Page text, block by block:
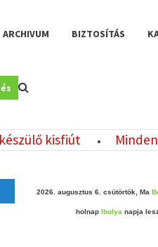
ARCHIVUM BIZTOSÍTÁS
kisfiút • Minden
2026. augusztus 6. csütörtök, Ma
holnapIbolya napja